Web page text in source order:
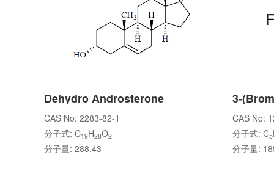
Dehydro Androsterone
CAS No: 2283-82-1
分子式: C19H28O2
分子量: 288.43
CAS No:
分子式: C5
分子量: